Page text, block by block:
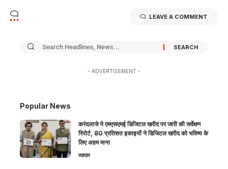
LEAVE A COMMENT
- ADVERTISEMENT -
Popular News
करंदलाजे ने एमएसएमई डिजिटल खरीद पर जारी की सर्वेक्षण
रिपोर्ट, 80 प्रतिशत इकाइयों ने डिजिटल खरीद को भविष्य के
लिए अहम माना
व्यापार